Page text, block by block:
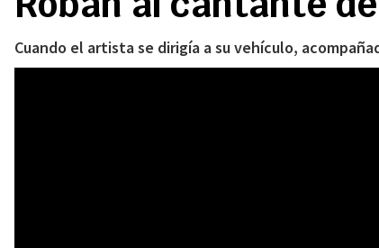
Cuando el artista se dirigía a su vehículo,